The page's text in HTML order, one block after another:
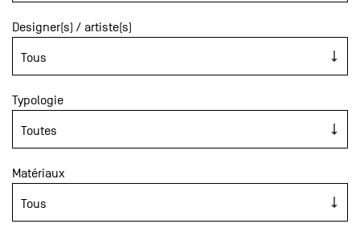
Designer(s) / artiste(s)
Typologie
Matériaux